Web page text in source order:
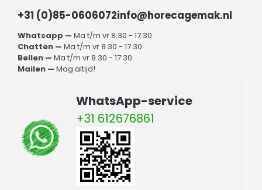
+31 (0)85-0606072info@horecagemak.nl
Whatsapp — Ma t/m vr 8.30 - 17.30
Chatten — Ma t/m vr 8.30 - 17.30
Bellen — Ma t/m vr 8.30 - 17.30
Mailen — Mag altijd!
WhatsApp-service
+31 612676861